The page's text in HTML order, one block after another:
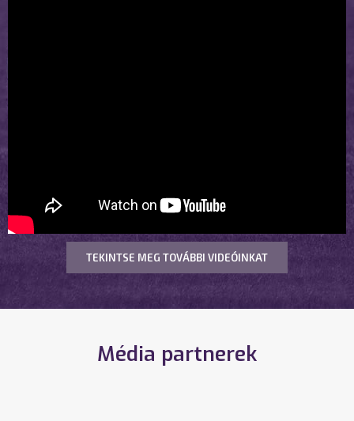
TEKINTSE MEG TOVÁBBI VIDEÓINKAT
Média partnerek